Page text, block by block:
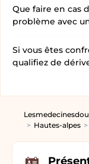
Que faire en cas
problème avec
Si vous êtes
qualifiez de
Hautes-alpes